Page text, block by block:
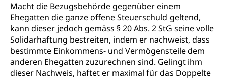
Macht die Bezugsbehörde gegenüber einem
Ehegatten die ganze offene Steuerschuld geltend,
kann dieser jedoch gemäss § 20 Abs. 2 StG seine volle
Solidarhaftung bestreiten, indem er nachweist, dass
bestimmte Einkommens- und Vermögensteile dem
anderen Ehegatten zuzurechnen sind. Gelingt ihm
dieser Nachweis, haftet er maximal für das Doppelte